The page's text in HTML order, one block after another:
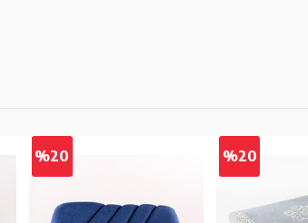
%20 %20